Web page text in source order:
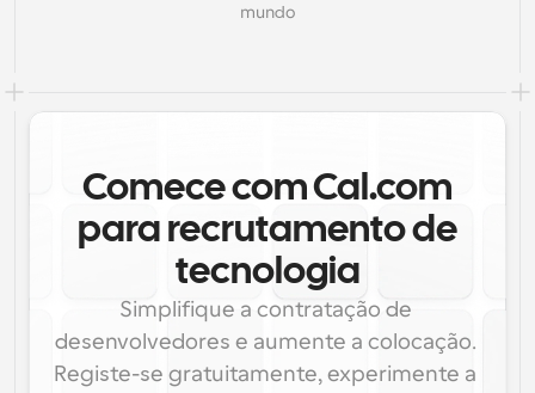
mundo
Comece com Cal.com
para recrutamento de
tecnologia
Simplifique a contratação de
desenvolvedores e aumente a colocação.
Registe-se gratuitamente, experimente a